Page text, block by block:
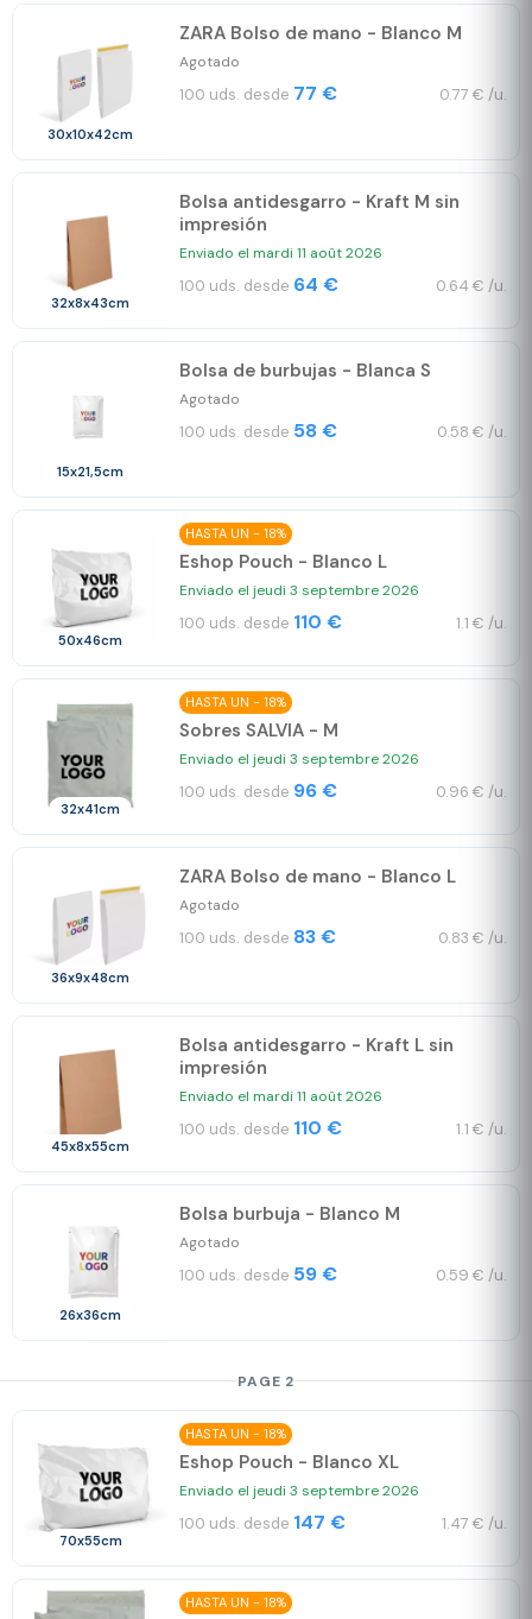
30x10x42cm
ZARA Bolso de mano - Blanco M
Agotado
100 uds. desde 77 € 0.77 € /u.
32x8x43cm
Bolsa antidesgarro - Kraft M sin
impresión
Enviado el mardi 11 août 2026
100 uds. desde 64 € 0.64 € /u.
15x21,5cm
Bolsa de burbujas - Blanca S
Agotado
100 uds. desde 58 € 0.58 € /u.
50x46cm
HASTA UN - 18%
Eshop Pouch - Blanco L
Enviado el jeudi 3 septembre 2026
100 uds. desde 110 € 1.1 € /u.
32x41cm
HASTA UN - 18%
Sobres SALVIA - M
Enviado el jeudi 3 septembre 2026
100 uds. desde 96 € 0.96 € /u.
36x9x48cm
ZARA Bolso de mano - Blanco L
Agotado
100 uds. desde 83 € 0.83 € /u.
45x8x55cm
Bolsa antidesgarro - Kraft L sin
impresión
Enviado el mardi 11 août 2026
100 uds. desde 110 € 1.1 € /u.
26x36cm
Bolsa burbuja - Blanco M
Agotado
100 uds. desde 59 € 0.59 € /u.
PAGE 2
70x55cm
HASTA UN - 18%
Eshop Pouch - Blanco XL
Enviado el jeudi 3 septembre 2026
100 uds. desde 147 € 1.47 € /u.
HASTA UN - 18%